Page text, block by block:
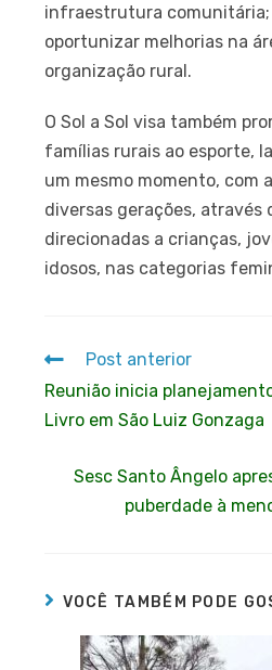
infraestrutura comunitária;
oportunizar melhorias na
organização rural.
O Sol a Sol visa também
famílias rurais ao esporte,
um mesmo momento, com
diversas gerações, através
direcionadas a crianças,
idosos, nas categorias
Post anterior
Reunião inicia
Livro em São Luiz Gonzaga
Sesc Santo Ângelo
puberdade à
VOCÊ TAMBÉM PODE